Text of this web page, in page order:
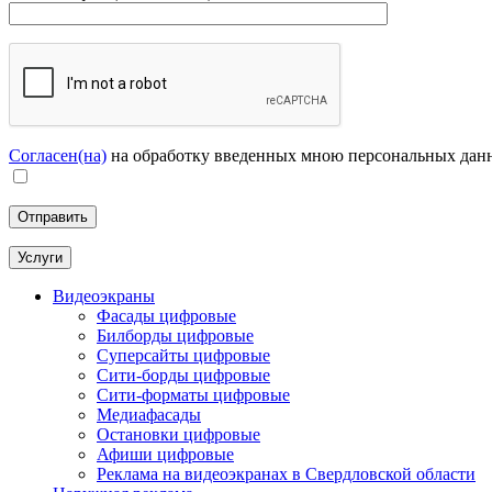
Согласен(на) на обработку введенных мною персональных
Услуги
Видеоэкраны
Фасады цифровые
Билборды цифровые
Суперсайты цифровые
Сити-борды цифровые
Сити-форматы цифровые
Медиафасады
Остановки цифровые
Афиши цифровые
Реклама на видеоэкранах в Свердловской области